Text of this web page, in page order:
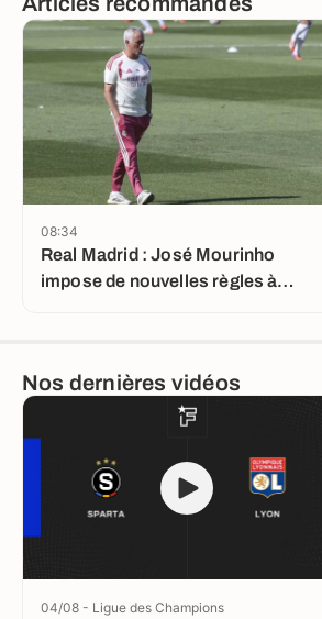
Real Madrid : José Mourinho
impose de nouvelles règles à
08:34
Nos dernières vidéos
04/08 - Ligue des Champions